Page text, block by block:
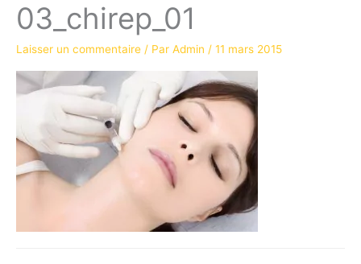
03_chirep_01
Laisser un commentaire / Par Admin / 11 mars 2015